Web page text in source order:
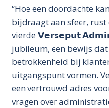
“Hoe een doordachte
bijdraagt aan sfeer, rust
vierde 𝗩𝗲𝗿𝘀𝗲𝗽𝘂𝘁
jubileum, een bewijs
betrokkenheid bij
uitgangspunt vormen.
een vertrouwd adres
vragen over